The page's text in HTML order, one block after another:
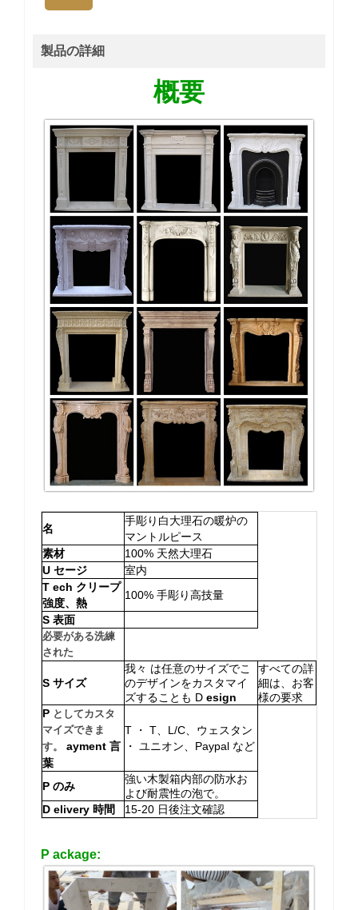
製品の詳細
概要
名
手彫り白大理石の暖炉の
マントルピース
素材
100% 天然大理石
U セージ
室内
T ech クリープ
強度、熱
100% 手彫り高技量
S 表面
必要がある洗練
された
S サイズ
我々 は任意のサイズでこ
のデザインをカスタマイ
ズすることも D esign
すべての詳
細は、お客
様の要求
P としてカスタ
マイズできま
す。
ayment 言
葉
T ・ T、L/C、ウェスタン
・ ユニオン、Paypal など
P のみ
強い木製箱内部の防水お
よび耐震性の泡で。
D elivery 時間 15-20 日後注文確認
P ackage: